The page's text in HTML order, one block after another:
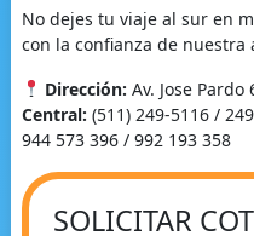
No dejes tu viaje al sur en
con la confianza de nuestra
Dirección: Av. Jose
Central: (511) 249-5116 /
944 573 396 / 992 193 358
SOLICITAR